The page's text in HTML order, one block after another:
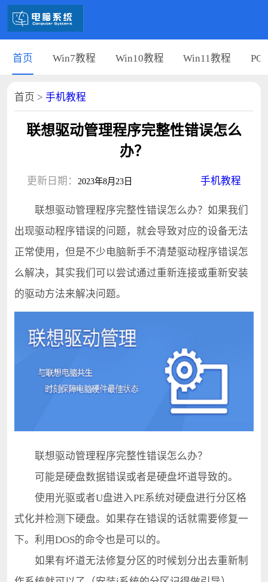
首页 Win7教程 Win10教程 Win11教程 PC
首页 > 手机教程
联想驱动管理程序完整性错误怎么
办？
更新日期： 2023年8月23日 手机教程
联想驱动管理程序完整性错误怎么办？如果我们
出现驱动程序错误的问题，就会导致对应的设备无法
正常使用，但是不少电脑新手不清楚驱动程序错误怎
么解决，其实我们可以尝试通过重新连接或重新安装
的驱动方法来解决问题。
联想驱动管理程序完整性错误怎么办？
可能是硬盘数据错误或者是硬盘坏道导致的。
使用光驱或者U盘进入PE系统对硬盘进行分区格
式化并检测下硬盘。如果存在错误的话就需要修复一
下。利用DOS的命令也是可以的。
如果有坏道无法修复分区的时候划分出去重新制